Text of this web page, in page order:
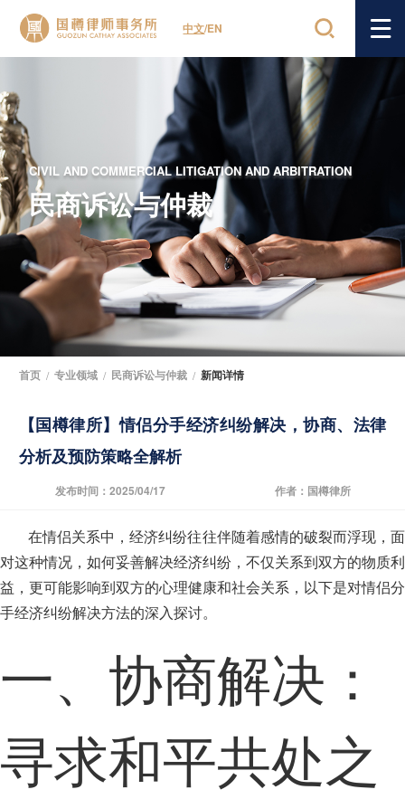
中文/EN
CIVIL AND COMMERCIAL LITIGATION AND ARBITRATION
民商诉讼与仲裁
首页 / 专业领域 / 民商诉讼与仲裁 / 新闻详情
【国樽律所】情侣分手经济纠纷解决，协商、法律
分析及预防策略全解析
发布时间：2025/04/17 作者：国樽律所
在情侣关系中，经济纠纷往往伴随着感情的破裂而浮现，面
对这种情况，如何妥善解决经济纠纷，不仅关系到双方的物质利
益，更可能影响到双方的心理健康和社会关系，以下是对情侣分
手经济纠纷解决方法的深入探讨。
一、协商解决：
寻求和平共处之